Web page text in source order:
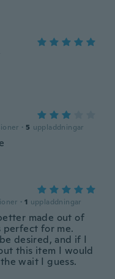
· 5 uppladdningar
· 1 uppladdningar
made out of
perfect for me.
desired, and if I
this item I would
wait I guess.